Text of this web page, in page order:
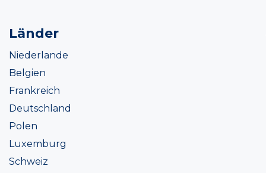
Länder
Niederlande
Belgien
Frankreich
Deutschland
Polen
Luxemburg
Schweiz